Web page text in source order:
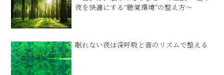
夜を快適にする“聴覚環境”の整え方​～
眠れない夜は深呼吸と音のリズムで整える